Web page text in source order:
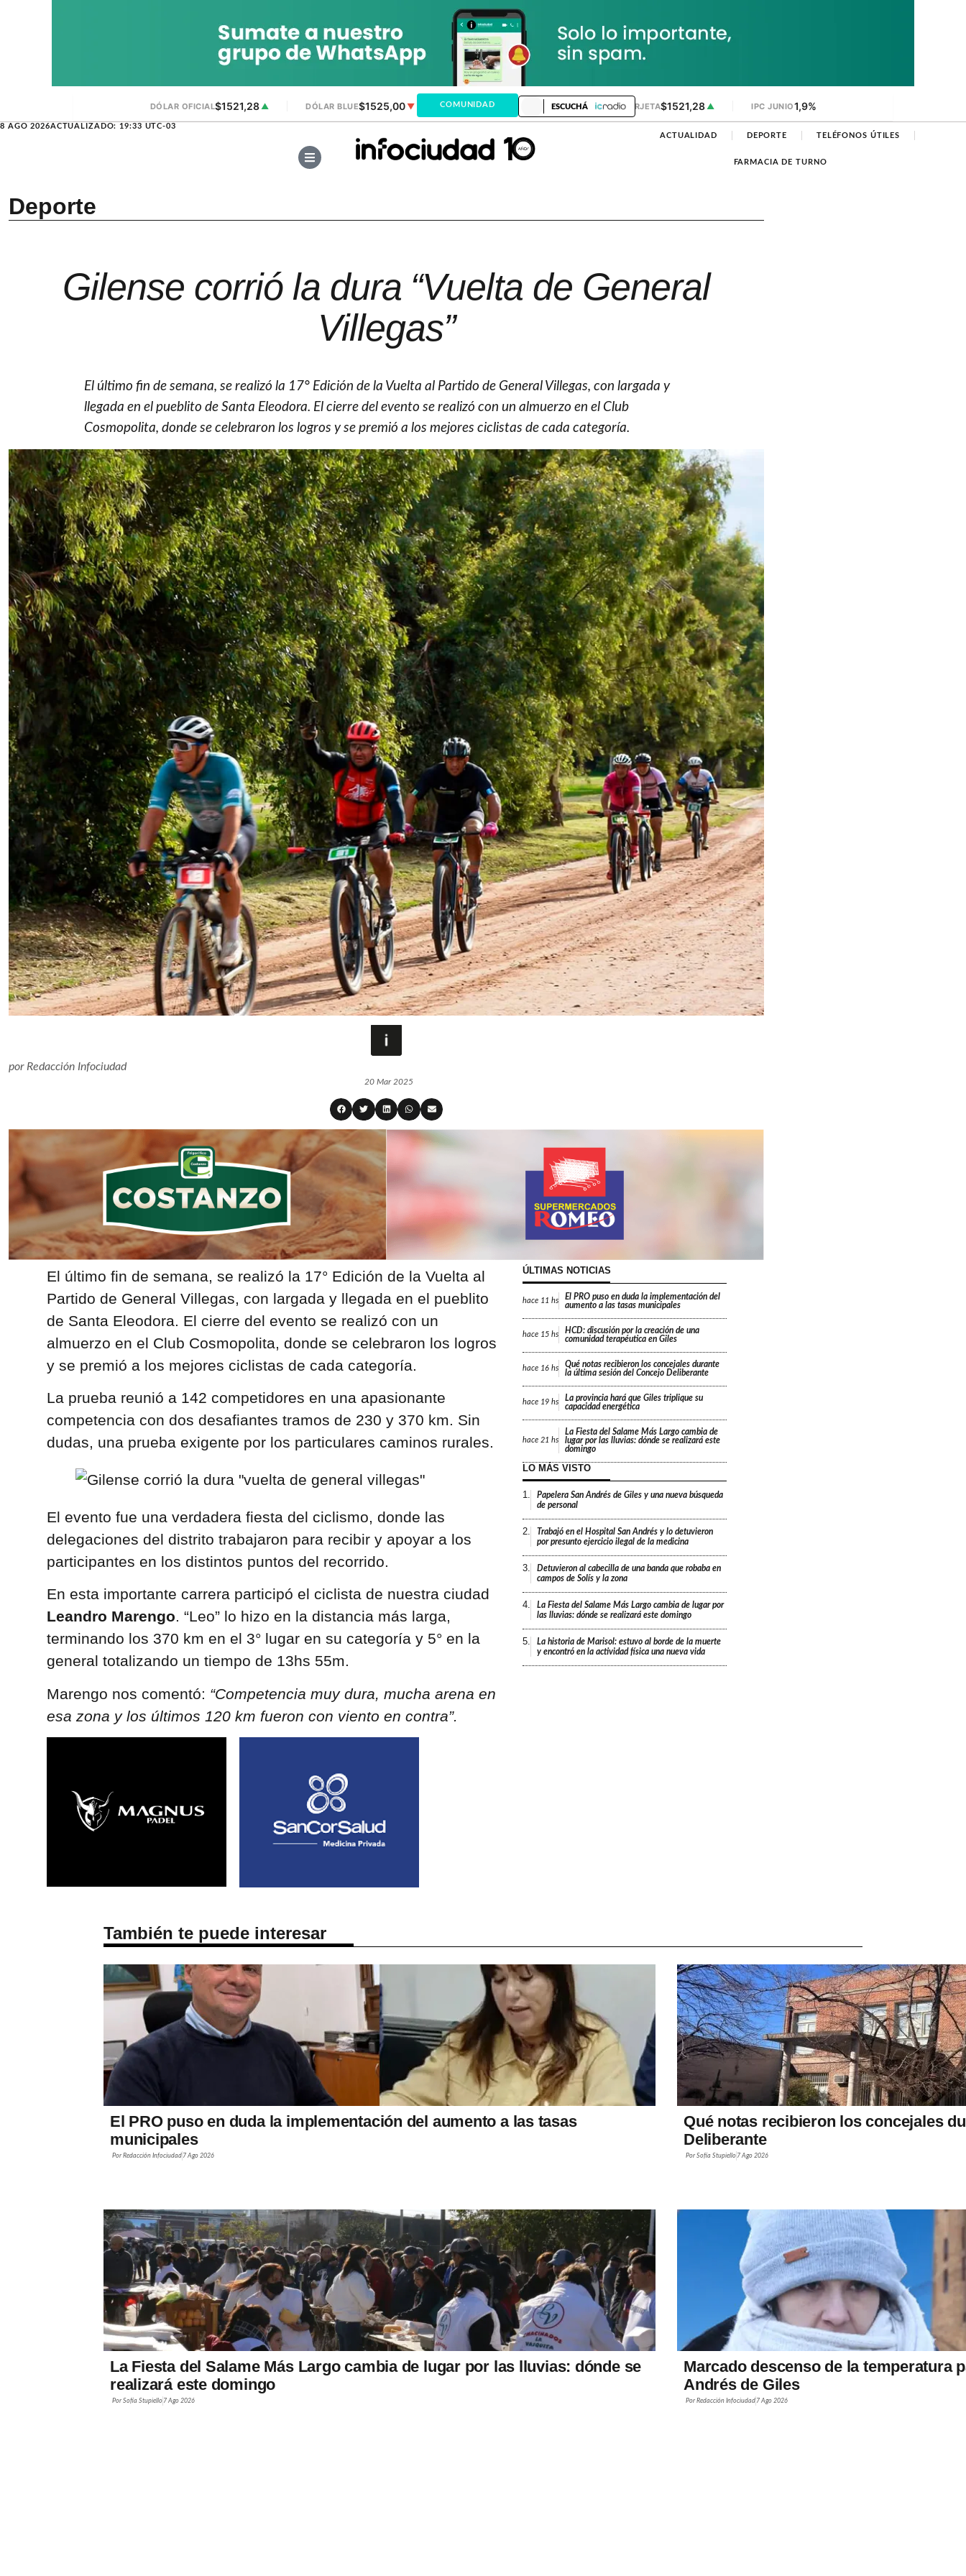
DÓLAR OFICIAL$1521,28 ▲ DÓLAR BLUE$1525,00▼ DÓLAR MEP ▲ DÓLAR TARJETA$1521,28 ▲ IPC JUNIO1,9%
8 AGO 2026ACTUALIZADO: 19:33 UTC-03
COMUNIDAD ESCUCHÁ
ACTUALIDAD DEPORTE TELÉFONOS ÚTILES
FARMACIA DE TURNO
Deporte
Gilense corrió la dura “Vuelta de General
Villegas”
El último fin de semana, se realizó la 17° Edición de la Vuelta al Partido de General Villegas, con largada y
llegada en el pueblito de Santa Eleodora. El cierre del evento se realizó con un almuerzo en el Club
Cosmopolita, donde se celebraron los logros y se premió a los mejores ciclistas de cada categoría.
porRedacción Infociudad
20 Mar 2025
El último fin de semana, se realizó la 17° Edición de la Vuelta al
Partido de General Villegas, con largada y llegada en el pueblito
de Santa Eleodora. El cierre del evento se realizó con un
almuerzo en el Club Cosmopolita, donde se celebraron los logros
y se premió a los mejores ciclistas de cada categoría.
La prueba reunió a 142 competidores en una apasionante
competencia con dos desafiantes tramos de 230 y 370 km. Sin
dudas, una prueba exigente por los particulares caminos rurales.
El evento fue una verdadera fiesta del ciclismo, donde las
delegaciones del distrito trabajaron para recibir y apoyar a los
participantes en los distintos puntos del recorrido.
En esta importante carrera participó el ciclista de nuestra ciudad
Leandro Marengo. “Leo” lo hizo en la distancia más larga,
terminando los 370 km en el 3° lugar en su categoría y 5° en la
general totalizando un tiempo de 13hs 55m.
Marengo nos comentó: “Competencia muy dura, mucha arena en
esa zona y los últimos 120 km fueron con viento en contra”.
ÚLTIMAS NOTICIAS
hace 11 hs
El PRO puso en duda la implementación del
aumento a las tasas municipales
hace 15 hs
HCD: discusión por la creación de una
comunidad terapéutica en Giles
hace 16 hs
Qué notas recibieron los concejales durante
la última sesión del Concejo Deliberante
hace 19 hs
La provincia hará que Giles triplique su
capacidad energética
hace 21 hs
La Fiesta del Salame Más Largo cambia de
lugar por las lluvias: dónde se realizará este
domingo
LO MÁS VISTO
1.
Papelera San Andrés de Giles y una nueva búsqueda
de personal
2.
Trabajó en el Hospital San Andrés y lo detuvieron
por presunto ejercicio ilegal de la medicina
3.
Detuvieron al cabecilla de una banda que robaba en
campos de Solís y la zona
4.
La Fiesta del Salame Más Largo cambia de lugar por
las lluvias: dónde se realizará este domingo
5.
La historia de Marisol: estuvo al borde de la muerte
y encontró en la actividad física una nueva vida
También te puede interesar
El PRO puso en duda la implementación del aumento a las tasas
municipales
Por Redacción Infociudad 7 Ago 2026
Qué notas recibieron los concejales
Deliberante
Por Sofía Stupiello 7 Ago 2026
La Fiesta del Salame Más Largo cambia de lugar por las lluvias: dónde se
realizará este domingo
Por Sofía Stupiello 7 Ago 2026
Marcado descenso de la temperatura
Andrés de Giles
Por Redacción Infociudad 7 Ago 2026